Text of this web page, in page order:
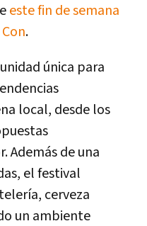
este fin de semana
.
única para
local, desde los
Además de una
el festival
cerveza
un ambiente